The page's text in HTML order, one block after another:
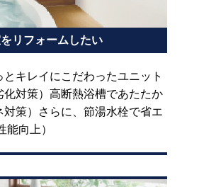
リフォームしたい
とキレイにこだわったユニット
化対策）高断熱浴槽であたたか
対策）さらに、節湯水栓で省エ
能向上）